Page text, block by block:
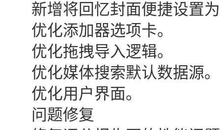
新增将回忆封面便捷设置为
优化添加器选项卡。
优化拖拽导入逻辑。
优化媒体搜索默认数据源。
优化用户界面。
问题修复